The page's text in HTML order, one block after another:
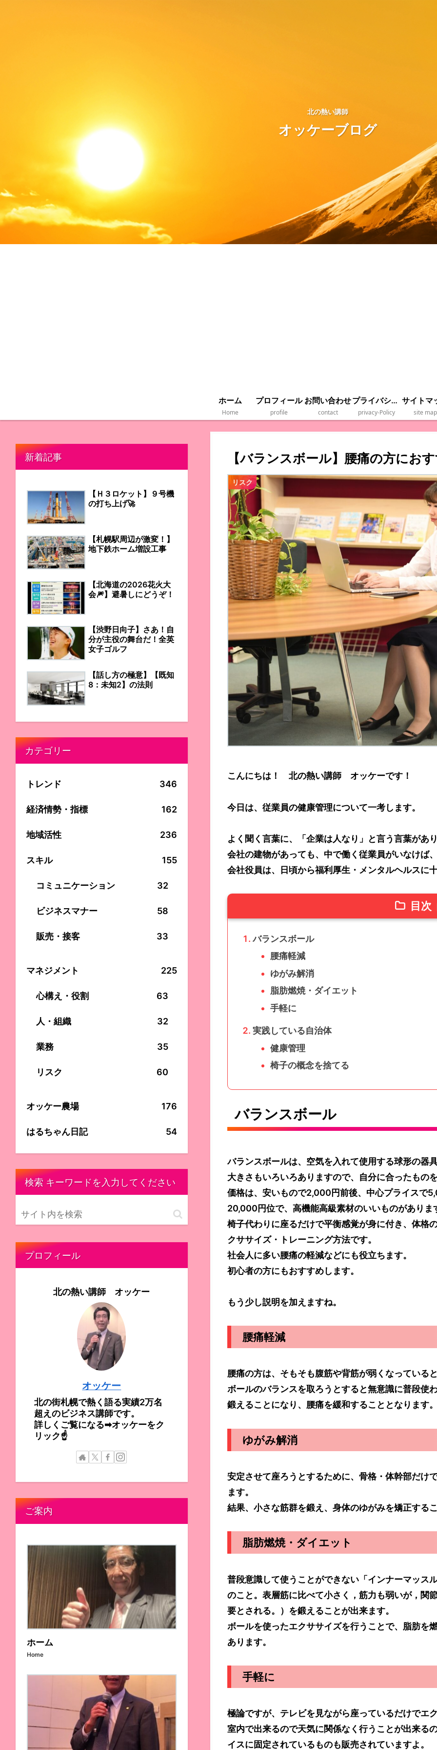
北の熱い講師
オッケーブログ
ホーム
Home
プロフィール
profile
お問い合わせ
contact
プライバシーポリシー
privacy‐Policy
サイトマ
site map
【バランスボール】腰痛の方にお
リスク
こんにちは！ 北の熱い講師 オッケーです！
今日は、従業員の健康管理について一考します。
よく聞く言葉に、「企業は人なり」と言う言葉が
会社の建物があっても、中で働く従業員がいなけば
会社役員は、日頃から福利厚生・メンタルヘルスに
目次
バランスボール
腰痛軽減
ゆがみ解消
脂肪燃焼・ダイエット
手軽に
実践している自治体
健康管理
椅子の概念を捨てる
バランスボール
バランスボールは、空気を入れて使用する球形の器
大きさもいろいろありますので、自分に合ったもの
価格は、安いもので2,000円前後、中心プライスで
20,000円位で、高機能高級素材のいいものがありま
椅子代わりに座るだけで平衡感覚が身に付き、体格
クササイズ・トレーニング方法です。
社会人に多い腰痛の軽減などにも役立ちます。
初心者の方にもおすすめします。
もう少し説明を加えますね。
腰痛軽減
腰痛の方は、そもそも腹筋や背筋が弱くなっている
ボールのバランスを取ろうとすると無意識に普段使
鍛えることになり、腰痛を緩和することとなります
ゆがみ解消
安定させて座ろうとするために、骨格・体幹部だけ
ます。
結果、小さな筋群を鍛え、身体のゆがみを矯正する
脂肪燃焼・ダイエット
普段意識して使うことができない「インナーマッス
のこと。表層筋に比べて小さく，筋力も弱いが，関
要とされる。）を鍛えることが出来ます。
ボールを使ったエクササイズを行うことで、脂肪を
あります。
手軽に
極論ですが、テレビを見ながら座っているだけでエ
室内で出来るので天気に関係なく行うことが出来る
イスに固定されているものも販売されていますよ。
新着記事
【Ｈ３ロケット】９号機
の打ち上げ🚀
【札幌駅周辺が激変！】
地下鉄ホーム増設工事
【北海道の2026花火大
会🎆】避暑しにどうぞ！
【渋野日向子】さあ！自
分が主役の舞台だ！全英
女子ゴルフ
【話し方の極意】【既知
8：未知2】の法則
カテゴリー
トレンド 346
経済情勢・指標 162
地域活性 236
スキル 155
コミュニケーション 32
ビジネスマナー 58
販売・接客 33
マネジメント 225
心構え・役割 63
人・組織 32
業務 35
リスク 60
オッケー農場 176
はるちゃん日記 54
検索 キーワードを入力してください
プロフィール
北の熱い講師 オッケー
オッケー
北の街札幌で熱く語る実績2万名
超えのビジネス講師です。
詳しくご覧になる➡オッケーをク
リック☝
ご案内
ホーム
Home